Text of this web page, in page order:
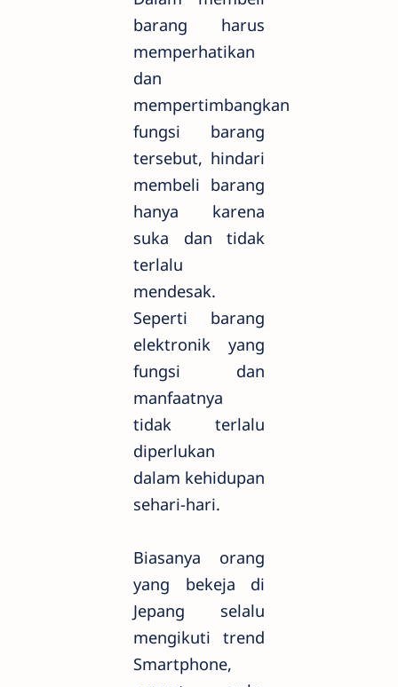
barang harus
memperhatikan
dan
mempertimbangkan
fungsi barang
tersebut, hindari
membeli barang
hanya karena
suka dan tidak
terlalu
mendesak.
Seperti barang
elektronik yang
fungsi dan
manfaatnya
tidak terlalu
diperlukan
dalam kehidupan
sehari-hari.
Biasanya orang
yang bekeja di
Jepang selalu
mengikuti trend
Smartphone,